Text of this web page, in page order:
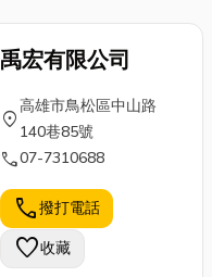
禹宏有限公司
location_on
高雄市鳥松區中山路
140巷85號
call07-7310688
call撥打電話
favorite收藏